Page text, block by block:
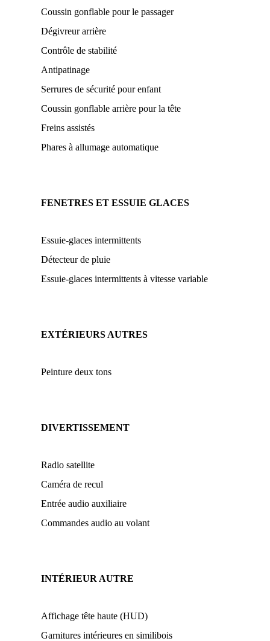
Coussin gonflable pour le passager
Dégivreur arrière
Contrôle de stabilité
Antipatinage
Serrures de sécurité pour enfant
Coussin gonflable arrière pour la tête
Freins assistés
Phares à allumage automatique
FENETRES ET ESSUIE GLACES
Essuie-glaces intermittents
Détecteur de pluie
Essuie-glaces intermittents à vitesse variable
EXTÉRIEURS AUTRES
Peinture deux tons
DIVERTISSEMENT
Radio satellite
Caméra de recul
Entrée audio auxiliaire
Commandes audio au volant
INTÉRIEUR AUTRE
Affichage tête haute (HUD)
Garnitures intérieures en similibois